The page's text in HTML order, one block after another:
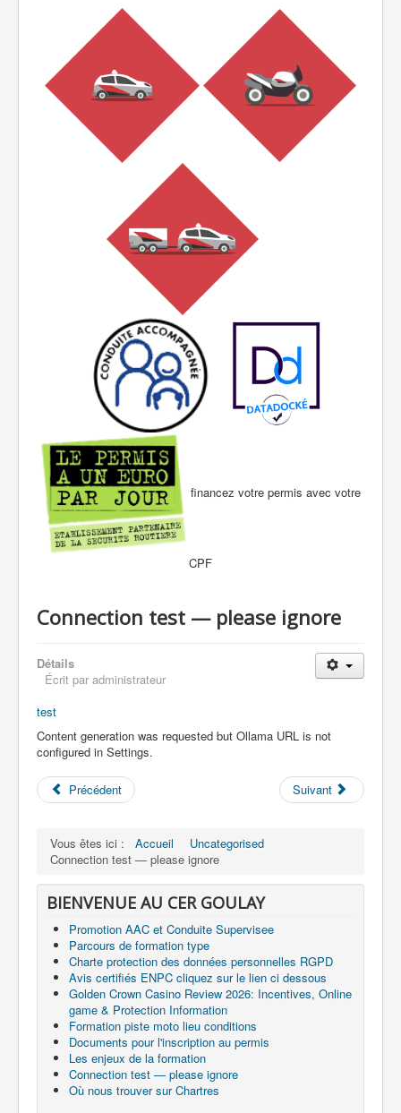
financez votre permis avec votre
CPF
Connection test — please ignore
Détails
Écrit par administrateur
test
Content generation was requested but Ollama URL is not
configured in Settings.
Précédent Suivant
Vous êtes ici : Accueil
Uncategorised
Connection test — please ignore
BIENVENUE AU CER GOULAY
Promotion AAC et Conduite Supervisee
Parcours de formation type
Charte protection des données personnelles RGPD
Avis certifiés ENPC cliquez sur le lien ci dessous
Golden Crown Casino Review 2026: Incentives, Online
game & Protection Information
Formation piste moto lieu conditions
Documents pour l'inscription au permis
Les enjeux de la formation
Connection test — please ignore
Où nous trouver sur Chartres